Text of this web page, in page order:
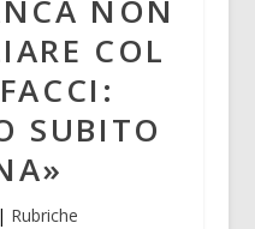
NON
COL
SUBITO
Rubriche